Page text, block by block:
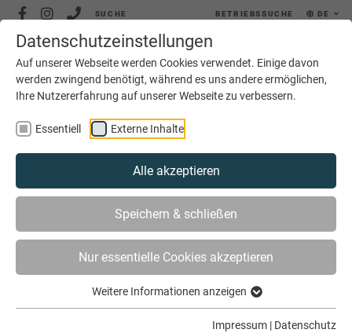
Datenschutzeinstellungen
Auf unserer Webseite werden Cookies verwendet. Einige davon
werden zwingend benötigt, während es uns andere ermöglichen,
Ihre Nutzererfahrung auf unserer Webseite zu verbessern.
Essentiell Externe Inhalte
Alle akzeptieren
Speichern & schließen
Nur essentielle Cookies akzeptieren
Weitere Informationen anzeigen
Impressum | Datenschutz
SUCHE BETRIEBSSUCHE DE
MENÜ
SERVICE
BETRIEBSFÜHRUNG
VERSICHERUNGSSCHUTZ
Versicherungsschutz